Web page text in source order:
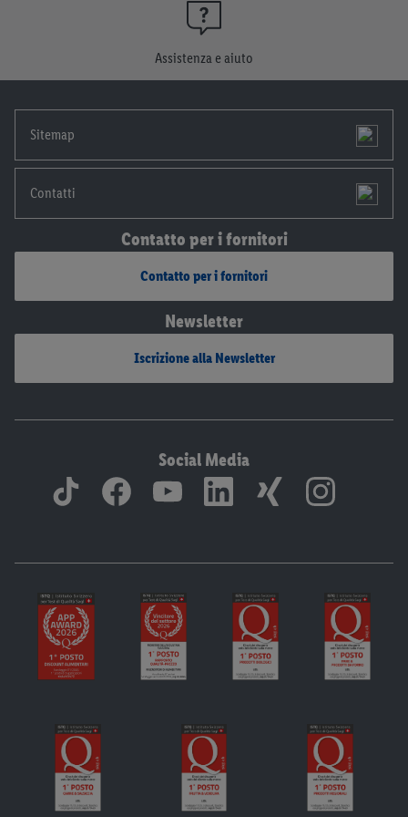
Assistenza e aiuto
Sitemap
Contatti
Contatto per i fornitori
Contatto per i fornitori
Newsletter
Iscrizione alla Newsletter
Social Media
momento con effetto per il futuro.